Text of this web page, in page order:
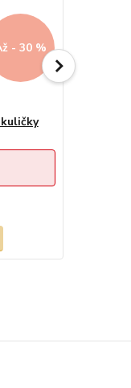
- 30 %